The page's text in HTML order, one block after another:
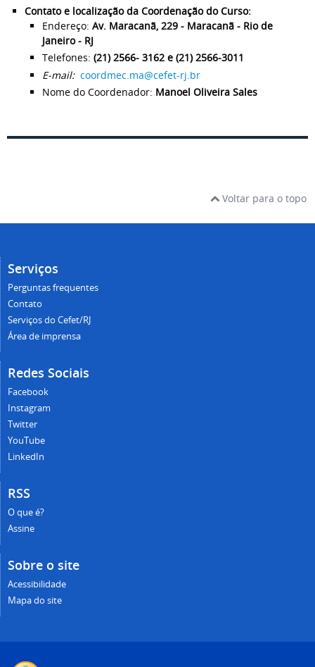
Contato e localização da Coordenação do Curso:
Endereço: Av. Maracanã, 229 - Maracanã - Rio de
Janeiro - RJ
Telefones: (21) 2566- 3162 e (21) 2566-3011
E-mail: coordmec.ma@cefet-rj.br
Nome do Coordenador: Manoel Oliveira Sales
Voltar para o topo
Serviços
Perguntas frequentes
Contato
Serviços do Cefet/RJ
Área de imprensa
Redes Sociais
Facebook
Instagram
Twitter
YouTube
LinkedIn
RSS
O que é?
Assine
Sobre o site
Acessibilidade
Mapa do site